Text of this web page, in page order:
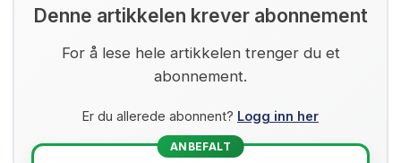
Denne artikkelen krever abonnement
For å lese hele artikkelen trenger du et
abonnement.
Er du allerede abonnent? Logg inn her
ANBEFALT